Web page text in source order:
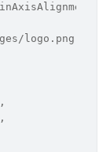
logo.png',